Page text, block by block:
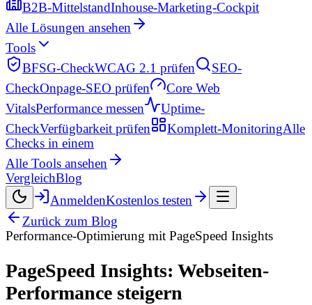
B2B-MittelstandInhouse-Marketing-Cockpit
Alle Lösungen ansehen
Tools
BFSG-CheckWCAG 2.1 prüfen
SEO-
CheckOnpage-SEO prüfen
Core Web
VitalsPerformance messen
Uptime-
CheckVerfügbarkeit prüfen Komplett-MonitoringAlle
Checks in einem
Alle Tools ansehen
VergleichBlog
AnmeldenKostenlos testen
Zurück zum Blog
Performance-Optimierung mit PageSpeed Insights
PageSpeed Insights: Webseiten-
Performance steigern